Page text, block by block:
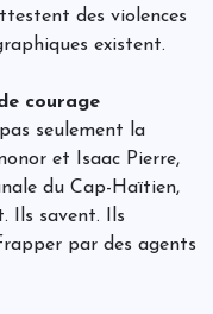
des violences
existent.
courage
seulement la
et Isaac Pierre,
du Cap-Haïtien,
Ils savent. Ils
par des agents